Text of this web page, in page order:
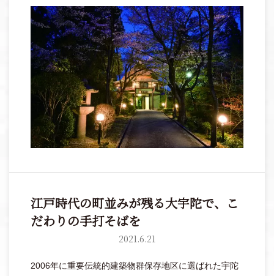
ら、毎日生まれ変わる会席料理を。
江戸時代の町並みが残る大宇陀で、こ
だわりの手打そばを
2021.6.21
2006年に重要伝統的建築物群保存地区に選ばれた宇陀